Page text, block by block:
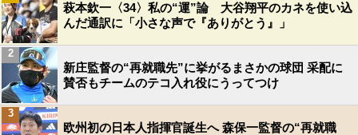
萩本欽一〈34〉私の“運”論 大谷翔平のカネを使い込
んだ通訳に「小さな声で『ありがとう』」
新庄監督の“再就職先”に挙がるまさかの球団 采配に
賛否もチームのテコ入れ役にうってつけ
2
欧州初の日本人指揮官誕生へ 森保一監督の“再就職
3